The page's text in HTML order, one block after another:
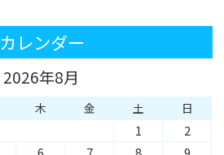
カレンダー
2026年8月
木 金 土 日
1
2